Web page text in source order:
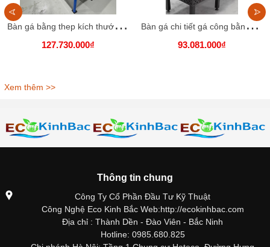
B
àn gá bằng thep kích thước 2400x1200 lỗ D28
127.730.000₫
B
àn gá chi tiết gá công bằng gang, kích thước 2000x1500 lỗ D16
93.081.000₫
Xem thêm >>
Thông tin chung
Công Ty Cổ Phần Đầu Tư Kỹ Thuật
Công Nghệ Eco Kinh Bắc Web:http://ecokinhbac.com
Địa chỉ : Thành Dền - Đào Viên - Bắc Ninh
Hotline: 0985.680.825